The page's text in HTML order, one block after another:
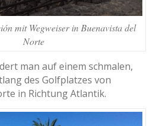
mit Wegweiser in Buenavista del
Norte
man auf einem schmalen,
des Golfplatzes von
in Richtung Atlantik.